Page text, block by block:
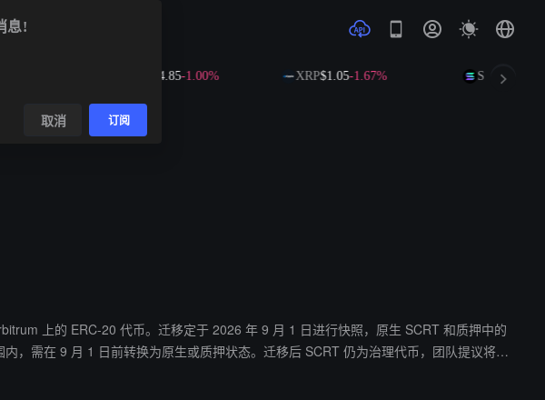
-1.00% XRP$1.05-1.67% SOL $74.01
上的 ERC-20 代币。迁移定于 2026 年 9 月 1 日进行快照，原生 SCRT 和质押中的
，需在 9 月 1 日前转换为原生或质押状态。迁移后 SCRT 仍为治理代币，团队提议将通
息!
取消 订阅